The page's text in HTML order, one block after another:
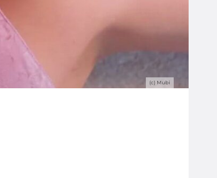
(c) Mubi